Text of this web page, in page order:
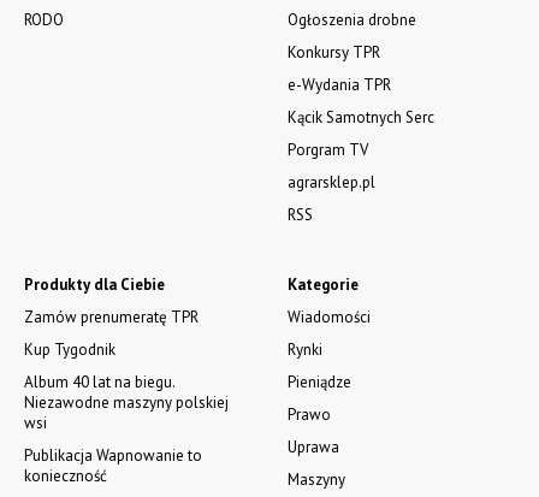
RODO
Kategorie
Wiadomości
Rynki
Pieniądze
Prawo
Uprawa
Maszyny
Produkty dla Ciebie
Zamów prenumeratę TPR
Kup Tygodnik
Album 40 lat na biegu.
Niezawodne maszyny polskiej
wsi
Publikacja Wapnowanie to
konieczność
Ogłoszenia drobne
Konkursy TPR
e-Wydania TPR
Kącik Samotnych Serc
Porgram TV
agrarsklep.pl
RSS